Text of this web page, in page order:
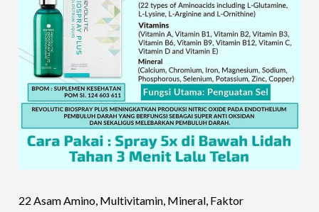
22 Asam Amino, Multivitamin, Mineral, Faktor